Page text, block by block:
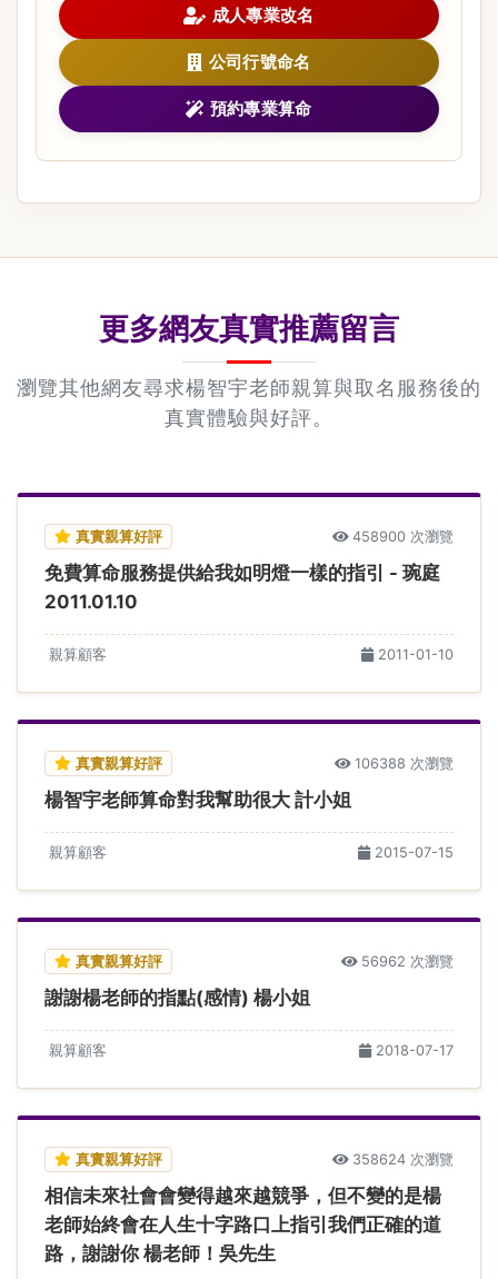
成人專業改名
公司行號命名
預約專業算命
更多網友真實推薦留言
瀏覽其他網友尋求楊智宇老師親算與取名服務後的
真實體驗與好評。
真實親算好評 458900 次瀏覽
免費算命服務提供給我如明燈一樣的指引 - 琬庭
2011.01.10
親算顧客 2011-01-10
真實親算好評 106388 次瀏覽
楊智宇老師算命對我幫助很大 計小姐
親算顧客 2015-07-15
真實親算好評 56962 次瀏覽
謝謝楊老師的指點(感情) 楊小姐
親算顧客 2018-07-17
真實親算好評 358624 次瀏覽
相信未來社會會變得越來越競爭，但不變的是楊
老師始終會在人生十字路口上指引我們正確的道
路，謝謝你 楊老師！吳先生